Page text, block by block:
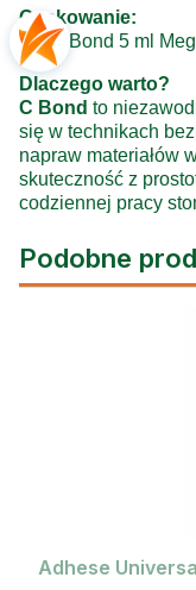
Opakowanie:
1 × C Bond 5 ml
Dlaczego warto?
C Bond to
się w technikach
napraw materiałów
skuteczność z
codziennej pracy
Podobne
Adhese